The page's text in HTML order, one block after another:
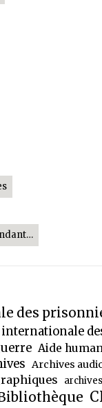
des
Aide
Archives